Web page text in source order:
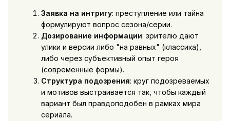
Заявка на интригу: преступление или тайна
формулируют вопрос сезона/серии.
Дозирование информации: зрителю дают
улики и версии либо "на равных" (классика),
либо через субъективный опыт героя
(современные формы).
Структура подозрения: круг подозреваемых
и мотивов выстраивается так, чтобы каждый
вариант был правдоподобен в рамках мира
сериала.